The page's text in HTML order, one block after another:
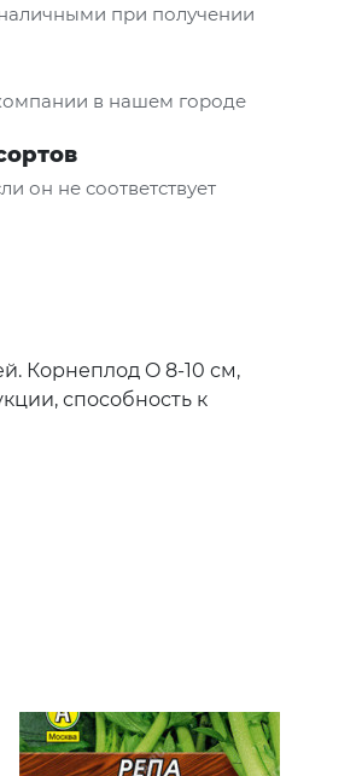
при получении
в нашем городе
он не соответствует
Корнеплод O 8-10 см,
способность к